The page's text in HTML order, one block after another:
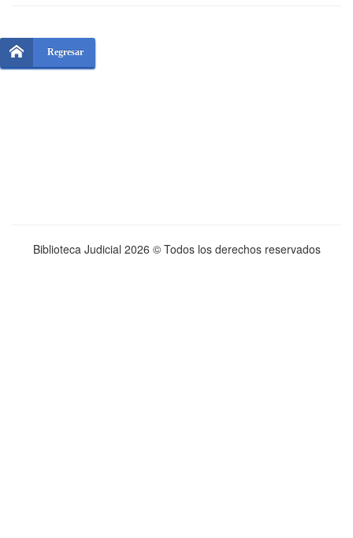
Regresar
Biblioteca Judicial 2026 © Todos los derechos reservados